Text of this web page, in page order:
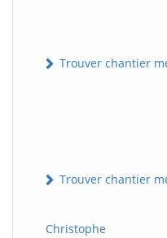
Trouver chantier
Trouver chantier
Christophe